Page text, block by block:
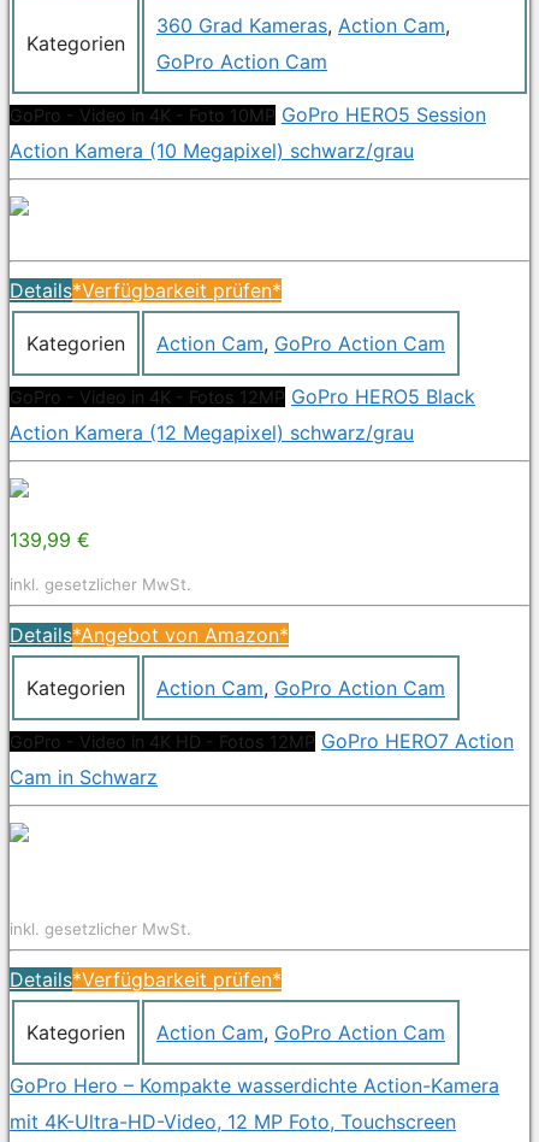
Kategorien
360 Grad Kameras, Action Cam,
GoPro Action Cam
GoPro - Video in 4K - Foto 10MP GoPro HERO5 Session
Action Kamera (10 Megapixel) schwarz/grau
Details*Verfügbarkeit prüfen*
Kategorien Action Cam, GoPro Action Cam
GoPro - Video in 4K - Fotos 12MP GoPro HERO5 Black
Action Kamera (12 Megapixel) schwarz/grau
139,99 €
inkl. gesetzlicher MwSt.
Details*Angebot von Amazon*
Kategorien Action Cam, GoPro Action Cam
GoPro - Video in 4K HD - Fotos 12MP GoPro HERO7 Action
Cam in Schwarz
inkl. gesetzlicher MwSt.
Details*Verfügbarkeit prüfen*
Kategorien Action Cam, GoPro Action Cam
GoPro Hero – Kompakte wasserdichte Action-Kamera
mit 4K-Ultra-HD-Video, 12 MP Foto, Touchscreen